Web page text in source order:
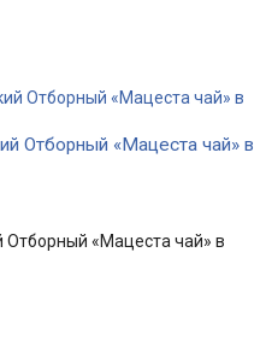
Отборный «Мацеста чай» в
Отборный «Мацеста чай» в